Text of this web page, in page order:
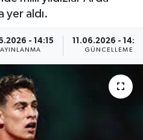
yer aldı.
- 14:15 11.06.2026 -
GÜNCELLEME